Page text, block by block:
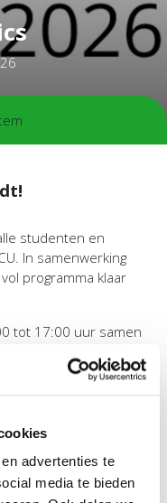
advertenties te
media te bieden
studenten en
In samenwerking
programma klaar
tot 17:00 uur samen
Olympos. Heb je
er juist een pro in?
een feestelijke
met een borrel in